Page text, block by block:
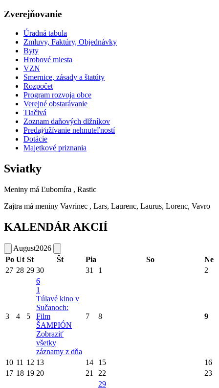
Zverejňovanie
Úradná tabula
Zmluvy, Faktúry, Objednávky
Byty
Hrobové miesta
VZN
Smernice, zásady a štatúty
Rozpočet
Program rozvoja obce
Verejné obstarávanie
Tlačivá
Zoznam daňových dlžníkov
Predaj⁄užívanie nehnuteľností
Dotácie
Majetkové priznania
Sviatky
Meniny má Ľubomíra , Rastic
Zajtra má meniny Vavrinec , Lars, Laurenc, Laurus, Lorenc, Vavro
KALENDÁR AKCIÍ
August2026
Po Ut St Št Pia So
Ne
27 28 29 30 31 1 2
3 4 5
6
1
Túlavé kino v
Sučanoch:
Film
ŠAMPIÓN
Zobraziť
všetky
záznamy z dňa
7 8 9
10 11 12 13 14 15
16
17 18 19 20 21 22
23
29